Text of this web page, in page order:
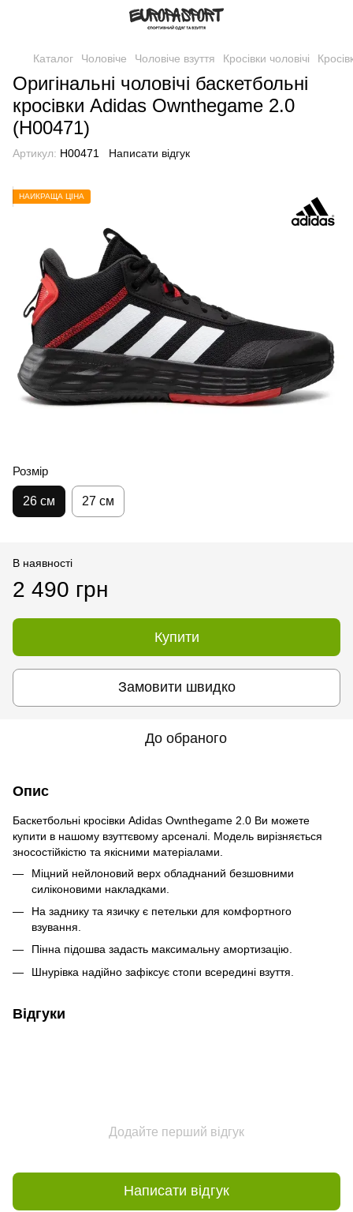
Каталог Чоловіче Чоловіче взуття Кросівки чоловічі
Оригінальні чоловічі баскетбольні
кросівки Adidas Ownthegame 2.0
(H00471)
Артикул: H00471 Написати відгук
НАЙКРАЩА ЦІНА
Розмір
26 см 27 см
В наявності
2 490 грн
Купити
Замовити швидко
До обраного
Опис
Баскетбольні кросівки Adidas Ownthegame 2.0 Ви можете
купити в нашому взуттєвому арсеналі. Модель вирізняється
зносостійкістю та якісними матеріалами.
Міцний нейлоновий верх обладнаний безшовними
силіконовими накладками.
На заднику та язичку є петельки для комфортного
взування.
Пінна підошва задасть максимальну амортизацію.
Шнурівка надійно зафіксує стопи всередині взуття.
Відгуки
Додайте перший відгук
Написати відгук